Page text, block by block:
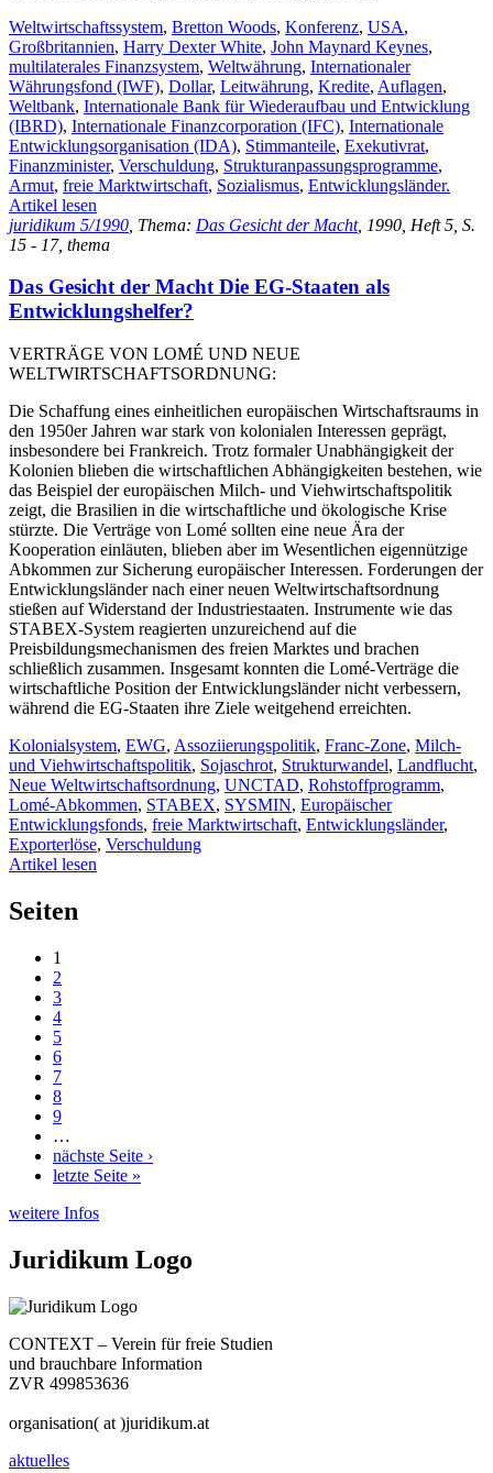
Weltwirtschaftssystem, Bretton Woods, Konferenz, USA,
Großbritannien, Harry Dexter White, John Maynard Keynes,
multilaterales Finanzsystem, Weltwährung, Internationaler
Währungsfond (IWF), Dollar, Leitwährung, Kredite, Auflagen,
Weltbank, Internationale Bank für Wiederaufbau und Entwicklung
(IBRD), Internationale Finanzcorporation (IFC), Internationale
Entwicklungsorganisation (IDA), Stimmanteile, Exekutivrat,
Finanzminister, Verschuldung, Strukturanpassungsprogramme,
Armut, freie Marktwirtschaft, Sozialismus, Entwicklungsländer.
Artikel lesen
juridikum 5/1990 , Thema: Das Gesicht der Macht, 1990, Heft 5, S.
15 - 17, thema
Das Gesicht der Macht Die EG-Staaten als
Entwicklungshelfer?
VERTRÄGE VON LOMÉ UND NEUE
WELTWIRTSCHAFTSORDNUNG:
Die Schaffung eines einheitlichen europäischen Wirtschaftsraums in
den 1950er Jahren war stark von kolonialen Interessen geprägt,
insbesondere bei Frankreich. Trotz formaler Unabhängigkeit der
Kolonien blieben die wirtschaftlichen Abhängigkeiten bestehen, wie
das Beispiel der europäischen Milch- und Viehwirtschaftspolitik
zeigt, die Brasilien in die wirtschaftliche und ökologische Krise
stürzte. Die Verträge von Lomé sollten eine neue Ära der
Kooperation einläuten, blieben aber im Wesentlichen eigennützige
Abkommen zur Sicherung europäischer Interessen. Forderungen der
Entwicklungsländer nach einer neuen Weltwirtschaftsordnung
stießen auf Widerstand der Industriestaaten. Instrumente wie das
STABEX-System reagierten unzureichend auf die
Preisbildungsmechanismen des freien Marktes und brachen
schließlich zusammen. Insgesamt konnten die Lomé-Verträge die
wirtschaftliche Position der Entwicklungsländer nicht verbessern,
während die EG-Staaten ihre Ziele weitgehend erreichten.
Kolonialsystem, EWG, Assoziierungspolitik, Franc-Zone, Milch-
und Viehwirtschaftspolitik, Sojaschrot, Strukturwandel, Landflucht,
Neue Weltwirtschaftsordnung, UNCTAD, Rohstoffprogramm,
Lomé-Abkommen, STABEX, SYSMIN, Europäischer
Entwicklungsfonds, freie Marktwirtschaft, Entwicklungsländer,
Exporterlöse, Verschuldung
Artikel lesen
Seiten
1
2
3
4
5
6
7
8
9
…
nächste Seite ›
letzte Seite »
weitere Infos
Juridikum Logo
CONTEXT – Verein für freie Studien
und brauchbare Information
ZVR 499853636
organisation( at )juridikum.at
aktuelles